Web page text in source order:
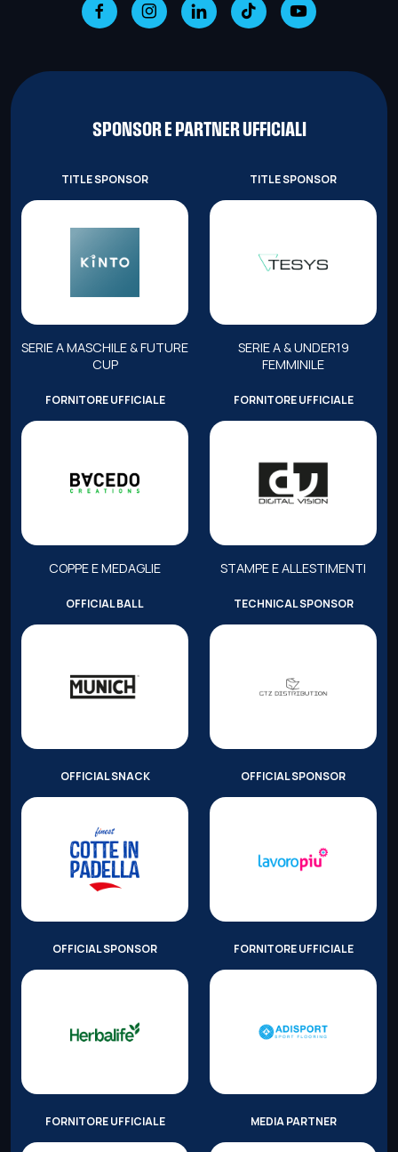
SPONSOR E PARTNER UFFICIALI
TITLE SPONSOR
SERIE A MASCHILE & FUTURE
CUP
TITLE SPONSOR
SERIE A & UNDER19
FEMMINILE
FORNITORE UFFICIALE
COPPE E MEDAGLIE
FORNITORE UFFICIALE
STAMPE E ALLESTIMENTI
OFFICIAL BALL TECHNICAL SPONSOR
OFFICIAL SNACK OFFICIAL SPONSOR
OFFICIAL SPONSOR FORNITORE UFFICIALE
FORNITORE UFFICIALE MEDIA PARTNER